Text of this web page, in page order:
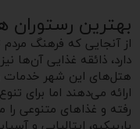
بهترین رستوران
از آنجایی که فرهنگ
دارد، ذائقه غذایی آن‌ها
هتل‌های این شهر خدمات
ارائه می‌دهند اما برای
رفته و غذاهای متنوعی را